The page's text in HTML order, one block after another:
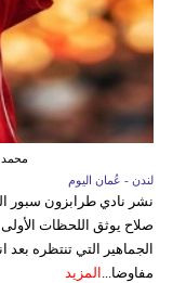
محمد
لندن - عُمان اليوم
نشر نادي طرابزون سبور
صلاح يوثق اللحظات
الجماهير التي تنتظره بعد
مفاوضا... المزيد